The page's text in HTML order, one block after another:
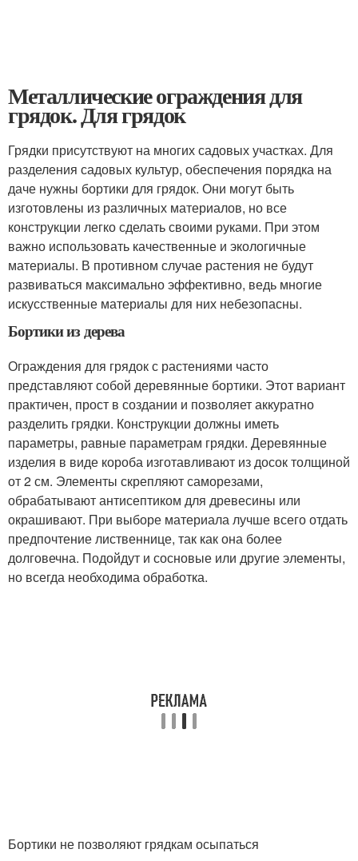
Металлические ограждения для
грядок. Для грядок
Грядки присутствуют на многих садовых участках. Для
разделения садовых культур, обеспечения порядка на
даче нужны бортики для грядок. Они могут быть
изготовлены из различных материалов, но все
конструкции легко сделать своими руками. При этом
важно использовать качественные и экологичные
материалы. В противном случае растения не будут
развиваться максимально эффективно, ведь многие
искусственные материалы для них небезопасны.
Бортики из дерева
Ограждения для грядок с растениями часто
представляют собой деревянные бортики. Этот вариант
практичен, прост в создании и позволяет аккуратно
разделить грядки. Конструкции должны иметь
параметры, равные параметрам грядки. Деревянные
изделия в виде короба изготавливают из досок толщиной
от 2 см. Элементы скрепляют саморезами,
обрабатывают антисептиком для древесины или
окрашивают. При выборе материала лучше всего отдать
предпочтение лиственнице, так как она более
долговечна. Подойдут и сосновые или другие элементы,
но всегда необходима обработка.
Бортики не позволяют грядкам осыпаться